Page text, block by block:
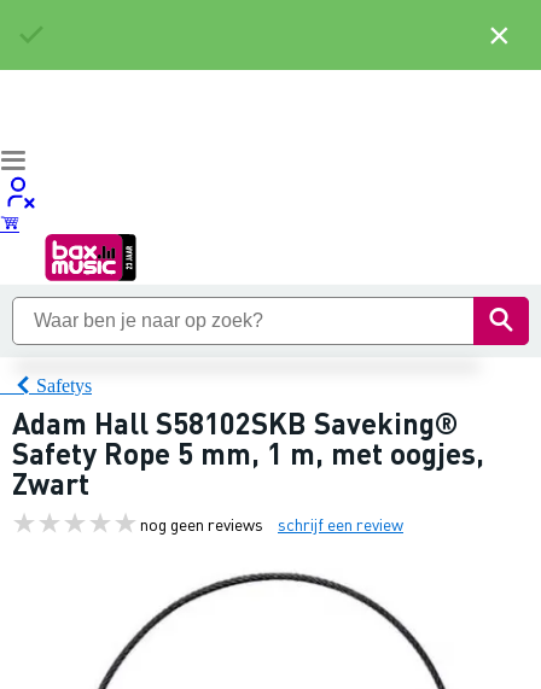
Safetys
Adam Hall S58102SKB Saveking®
Safety Rope 5 mm, 1 m, met oogjes,
Zwart
nog geen reviews schrijf een review
×